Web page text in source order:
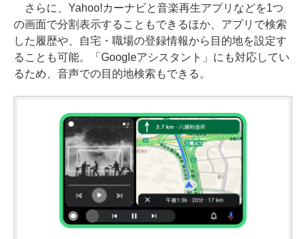
さらに、Yahoo!カーナビと音楽再生アプリなどを1つ
の画面で分割表示することもできるほか、アプリで検索
した履歴や、自宅・職場の登録情報から目的地を設定す
ることも可能。「Googleアシスタント」にも対応してい
るため、音声での目的地検索もできる。